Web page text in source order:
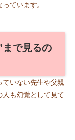
ています。
で見るの
いない先生や父親
も幻覚として見て